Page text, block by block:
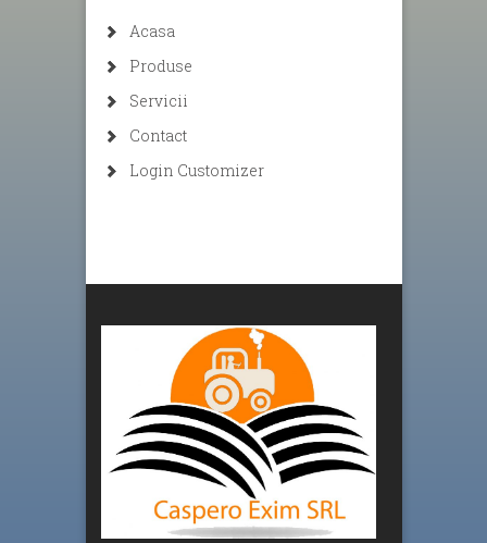
Acasa
Produse
Servicii
Contact
Login Customizer